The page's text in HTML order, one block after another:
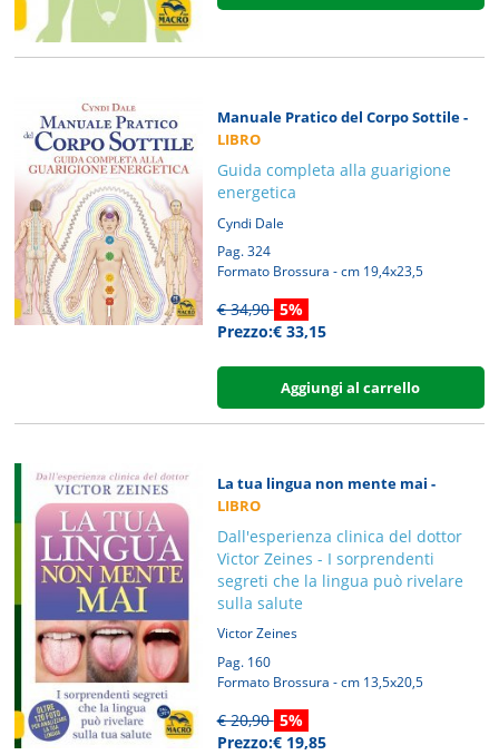
Manuale Pratico del Corpo Sottile -
LIBRO
Guida completa alla guarigione
energetica
Cyndi Dale
Pag. 324
Formato Brossura - cm 19,4x23,5
€ 34,90 5%
Prezzo:€ 33,15
Aggiungi al carrello
La tua lingua non mente mai -
LIBRO
Dall'esperienza clinica del dottor
Victor Zeines - I sorprendenti
segreti che la lingua può rivelare
sulla salute
Victor Zeines
Pag. 160
Formato Brossura - cm 13,5x20,5
€ 20,90 5%
Prezzo:€ 19,85